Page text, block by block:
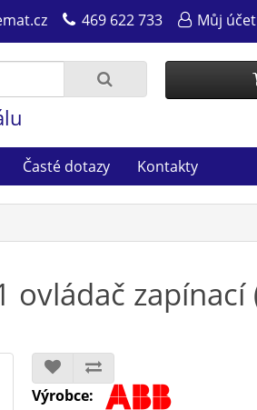
469 622 733 Můj účet
Časté dotazy Kontakty
ovládač
Výrobce: